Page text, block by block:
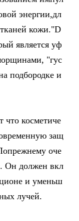
энергии,дл
кожи."D
является уф
"гус
подбородке и
косметиче
защ
оче
Он должен вкл
и уменьш
лучей.